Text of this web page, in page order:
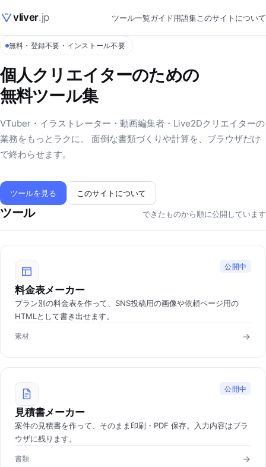
vliver.jp ツール一覧ガイド用語集このサイトについて
無料・登録不要・インストール不要
個人クリエイターのための
無料ツール集
VTuber・イラストレーター・動画編集者・Live2Dクリエイターの
業務をもっとラクに。 面倒な書類づくりや計算を、ブラウザだけ
で終わらせます。
ツールを見る このサイトについて
ツール できたものから順に公開しています
公開中
料金表メーカー
プラン別の料金表を作って、SNS投稿用の画像や依頼ページ用の
HTMLとして書き出せます。
素材
公開中
見積書メーカー
案件の見積書を作って、そのまま印刷・PDF 保存。入力内容はブラ
ウザに残ります。
書類